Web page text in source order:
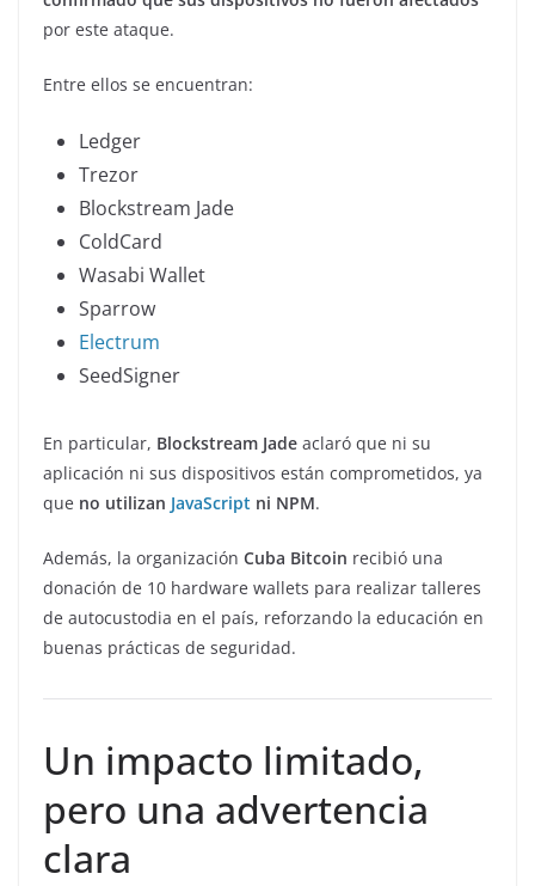
por este ataque.
Entre ellos se encuentran:
Ledger
Trezor
Blockstream Jade
ColdCard
Wasabi Wallet
Sparrow
Electrum
SeedSigner
En particular, Blockstream Jade aclaró que ni su
aplicación ni sus dispositivos están comprometidos, ya
que no utilizan JavaScript ni NPM.
Además, la organización Cuba Bitcoin recibió una
donación de 10 hardware wallets para realizar talleres
de autocustodia en el país, reforzando la educación en
buenas prácticas de seguridad.
Un impacto limitado,
pero una advertencia
clara